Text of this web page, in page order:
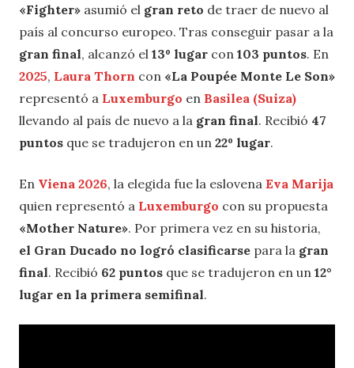
«Fighter» asumió el gran reto de traer de nuevo al
país al concurso europeo. Tras conseguir pasar a la
gran final, alcanzó el 13º lugar con 103 puntos. En
2025, Laura Thorn con «La Poupée Monte Le Son»
representó a Luxemburgo en Basilea (Suiza)
llevando al país de nuevo a la gran final. Recibió 47
puntos que se tradujeron en un 22º lugar.
En Viena 2026, la elegida fue la eslovena Eva Marija
quien representó a Luxemburgo con su propuesta
«Mother Nature». Por primera vez en su historia,
el Gran Ducado no logró clasificarse para la gran
final. Recibió 62 puntos que se tradujeron en un 12°
lugar en la primera semifinal.